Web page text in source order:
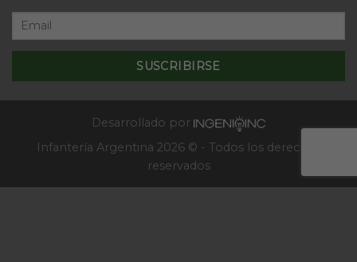
cursos
de
Escuela
de
Desarrollado por
Infantería Argentina 2026 © - Todos los derechos
reservados